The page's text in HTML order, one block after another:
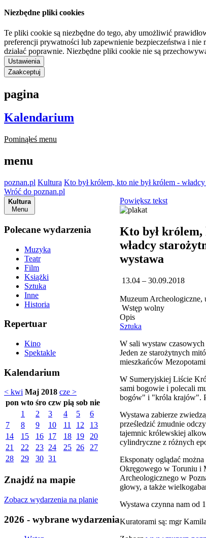
Niezbędne pliki cookies
Te pliki cookie są niezbędne do tego, aby umożliwić
preferencji prywatności lub zapewnienie bezpieczeństwa i
działać poprawnie. Niezbędne pliki cookie nie są
Ustawienia
Zaakceptuj
pagina
Kalendarium
Pominąłeś menu
menu
poznan.pl Kultura Kto był królem, kto nie był królem -
Wróć do poznan.pl
Kultura
Menu
Polecane wydarzenia
Muzyka
Teatr
Film
Książki
Sztuka
Inne
Historia
Repertuar
Kino
Spektakle
Kalendarium
< kwi Maj 2018 cze >
pon wto śro czw pią sob nie
1
2 3 4 5
6
7
8 9 10 11 12
13
14
15 16 17 18 19
20
21
22 23 24 25 26
27
28
29 30 31
Znajdź na mapie
Zobacz wydarzenia na planie
2026 - wybrane wydarzenia
Powiększ tekst
Kto był królem,
władcy
wystawa
13.04 – 30.09.2018
Muzeum Archeologiczne,
Wstęp wolny
Opis
Sztuka
W sali wystaw czasowych
Jeden ze starożytnych
mieszkańców
W Sumeryjskiej Liście
sami bogowie i polecali
bogów" i "króla krajów".
Wystawa zabierze
prześledzić żmudnie
tajemnic królewskiej
cylindryczne z różnych
Eksponaty oglądać
Okręgowego w Toruniu i
Archeologicznego w
głowy, a także
Wystawa czynna nam od
Kuratorami są: mgr